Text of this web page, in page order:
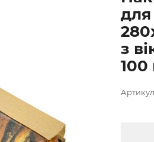
для
з
100